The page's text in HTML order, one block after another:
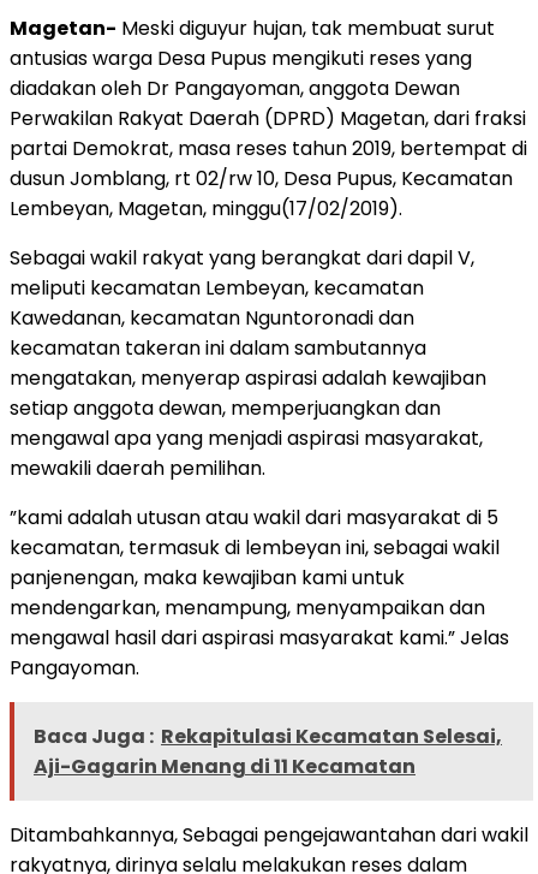
Magetan- Meski diguyur hujan, tak membuat surut
antusias warga Desa Pupus mengikuti reses yang
diadakan oleh Dr Pangayoman, anggota Dewan
Perwakilan Rakyat Daerah (DPRD) Magetan, dari fraksi
partai Demokrat, masa reses tahun 2019, bertempat di
dusun Jomblang, rt 02/rw 10, Desa Pupus, Kecamatan
Lembeyan, Magetan, minggu(17/02/2019).
Sebagai wakil rakyat yang berangkat dari dapil V,
meliputi kecamatan Lembeyan, kecamatan
Kawedanan, kecamatan Nguntoronadi dan
kecamatan takeran ini dalam sambutannya
mengatakan, menyerap aspirasi adalah kewajiban
setiap anggota dewan, memperjuangkan dan
mengawal apa yang menjadi aspirasi masyarakat,
mewakili daerah pemilihan.
”kami adalah utusan atau wakil dari masyarakat di 5
kecamatan, termasuk di lembeyan ini, sebagai wakil
panjenengan, maka kewajiban kami untuk
mendengarkan, menampung, menyampaikan dan
mengawal hasil dari aspirasi masyarakat kami.” Jelas
Pangayoman.
Baca Juga : Rekapitulasi Kecamatan Selesai,
Aji-Gagarin Menang di 11 Kecamatan
Ditambahkannya, Sebagai pengejawantahan dari wakil
rakyatnya, dirinya selalu melakukan reses dalam